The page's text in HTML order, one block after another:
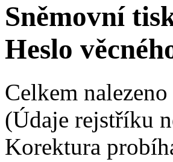
Sněmovní
Heslo
Celkem
(Údaje rejstříku
Korektura